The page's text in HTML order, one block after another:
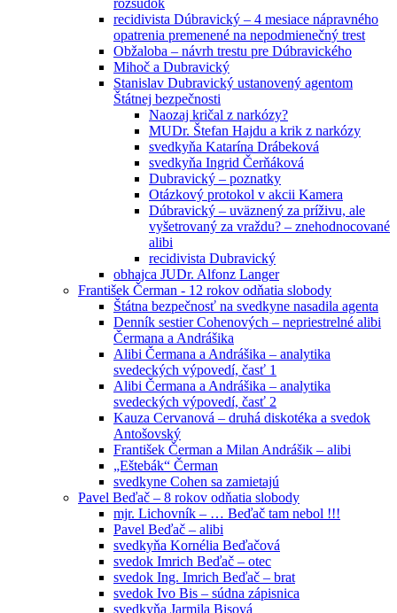
recidivista Dúbravický – 4 mesiace nápravného
opatrenia premenené na nepodmienečný trest
Obžaloba – návrh trestu pre Dúbravického
Mihoč a Dubravický
Stanislav Dubravický ustanovený agentom
Štátnej bezpečnosti
Naozaj kričal z narkózy?
MUDr. Štefan Hajdu a krik z narkózy
svedkyňa Katarína Drábeková
svedkyňa Ingrid Čerňáková
Dubravický – poznatky
Otázkový protokol v akcii Kamera
Dúbravický – uväznený za príživu, ale
vyšetrovaný za vraždu? – znehodnocované
alibi
recidivista Dubravický
obhajca JUDr. Alfonz Langer
František Čerman - 12 rokov odňatia slobody
Štátna bezpečnosť na svedkyne nasadila agenta
Denník sestier Cohenových – nepriestrelné alibi
Čermana a Andrášika
Alibi Čermana a Andrášika – analytika
svedeckých výpovedí, časť 1
Alibi Čermana a Andrášika – analytika
svedeckých výpovedí, časť 2
Kauza Cervanová – druhá diskotéka a svedok
Antošovský
František Čerman a Milan Andrášik – alibi
„Eštebák“ Čerman
svedkyne Cohen sa zamietajú
Pavel Beďač – 8 rokov odňatia slobody
mjr. Lichovník – … Beďač tam nebol !!!
Pavel Beďač – alibi
svedkyňa Kornélia Beďačová
svedok Imrich Beďač – otec
svedok Ing. Imrich Beďač – brat
svedok Ivo Bis – súdna zápisnica
svedkyňa Jarmila Bisová